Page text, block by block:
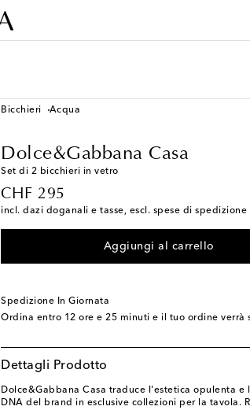
Bicchieri
Acqua
Dolce&Gabbana Casa
Set di 2 bicchieri in vetro
CHF 295
original price
incl. dazi doganali e tasse, escl. spese di spedizione
Aggiungi al carrello
Spedizione In Giornata
Ordina entro 12 ore e 25 minuti e il tuo ordine verrà
Dettagli Prodotto
Dolce&Gabbana Casa traduce l'estetica opulenta
DNA del brand in esclusive collezioni per la tavola.